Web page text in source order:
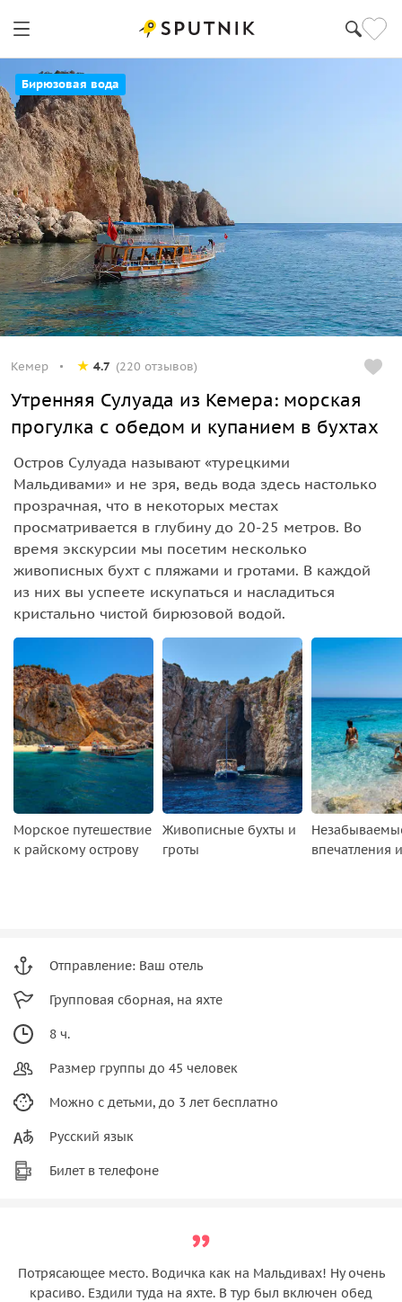
Бирюзовая вода
Кемер 4.7 (220 отзывов)
Утренняя Сулуада из Кемера: морская
прогулка с обедом и купанием в бухтах
Остров Сулуада называют «турецкими
Мальдивами» и не зря, ведь вода здесь настолько
прозрачная, что в некоторых местах
просматривается в глубину до 20-25 метров. Во
время экскурсии мы посетим несколько
живописных бухт с пляжами и гротами. В каждой
из них вы успеете искупаться и насладиться
кристально чистой бирюзовой водой.
Морское путешествие
к райскому острову
Живописные бухты и
гроты
впечатления
Отправление: Ваш отель
Групповая сборная, на яхте
8 ч.
Размер группы до 45 человек
Можно с детьми, до 3 лет бесплатно
Русский язык
Билет в телефоне
Потрясающее место. Водичка как на Мальдивах! Ну очень
красиво. Ездили туда на яхте. В тур был включен обед